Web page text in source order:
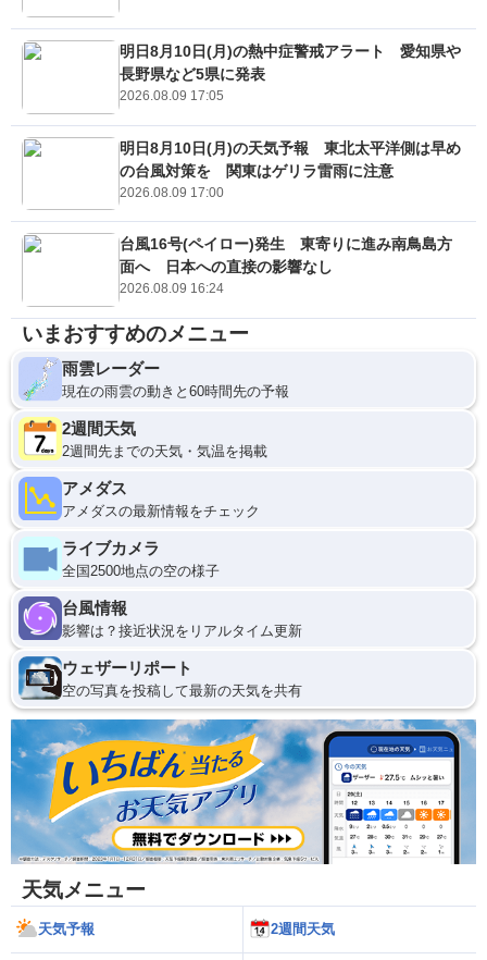
明日8月10日(月)の熱中症警戒アラート 愛知県や
長野県など5県に発表
2026.08.09 17:05
明日8月10日(月)の天気予報 東北太平洋側は早め
の台風対策を 関東はゲリラ雷雨に注意
2026.08.09 17:00
台風16号(ペイロー)発生 東寄りに進み南鳥島方
面へ 日本への直接の影響なし
2026.08.09 16:24
いまおすすめのメニュー
雨雲レーダー
現在の雨雲の動きと60時間先の予報
2週間天気
2週間先までの天気・気温を掲載
アメダス
アメダスの最新情報をチェック
ライブカメラ
全国2500地点の空の様子
台風情報
影響は？接近状況をリアルタイム更新
ウェザーリポート
空の写真を投稿して最新の天気を共有
天気メニュー
天気予報 2週間天気